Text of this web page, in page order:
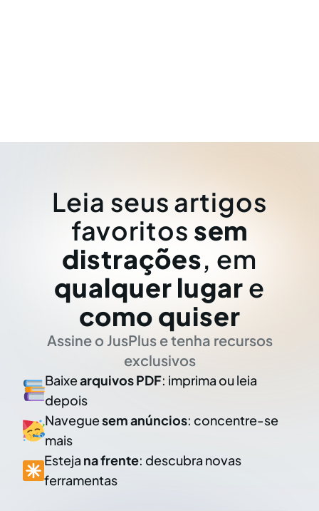
Leia seus artigos
favoritos sem
distrações, em
qualquer lugar e
como quiser
Assine o JusPlus e tenha recursos
exclusivos
Baixearquivos PDF: imprima ou leia
depois
Naveguesem anúncios: concentre-se
mais
Esteja na frente: descubra novas
ferramentas